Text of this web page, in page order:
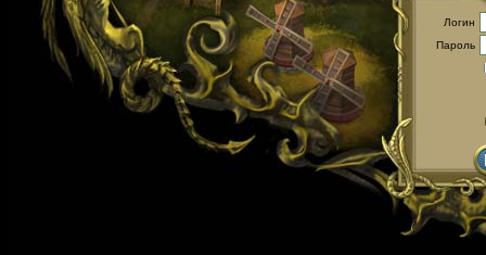
Логин
Пароль